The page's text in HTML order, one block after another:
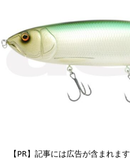
【PR】記事には広告が含まれます